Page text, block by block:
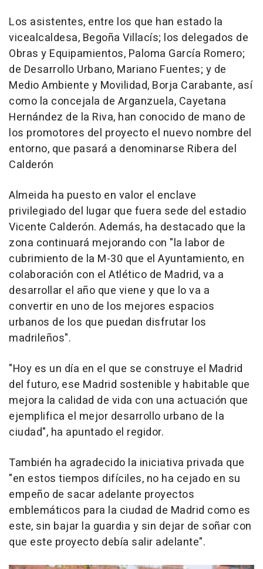
Los asistentes, entre los que han estado la
vicealcaldesa, Begoña Villacís; los delegados de
Obras y Equipamientos, Paloma García Romero;
de Desarrollo Urbano, Mariano Fuentes; y de
Medio Ambiente y Movilidad, Borja Carabante, así
como la concejala de Arganzuela, Cayetana
Hernández de la Riva, han conocido de mano de
los promotores del proyecto el nuevo nombre del
entorno, que pasará a denominarse Ribera del
Calderón
Almeida ha puesto en valor el enclave
privilegiado del lugar que fuera sede del estadio
Vicente Calderón. Además, ha destacado que la
zona continuará mejorando con "la labor de
cubrimiento de la M-30 que el Ayuntamiento, en
colaboración con el Atlético de Madrid, va a
desarrollar el año que viene y que lo va a
convertir en uno de los mejores espacios
urbanos de los que puedan disfrutar los
madrileños".
"Hoy es un día en el que se construye el Madrid
del futuro, ese Madrid sostenible y habitable que
mejora la calidad de vida con una actuación que
ejemplifica el mejor desarrollo urbano de la
ciudad", ha apuntado el regidor.
También ha agradecido la iniciativa privada que
"en estos tiempos difíciles, no ha cejado en su
empeño de sacar adelante proyectos
emblemáticos para la ciudad de Madrid como es
este, sin bajar la guardia y sin dejar de soñar con
que este proyecto debía salir adelante".